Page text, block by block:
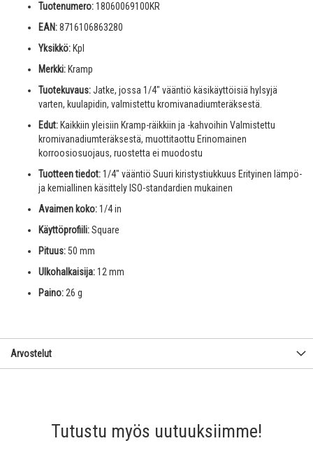
Tuotenumero:18060069100KR
EAN:8716106863280
Yksikkö: Kpl
Merkki: Kramp
Tuotekuvaus:Jatke, jossa 1/4" vääntiö käsikäyttöisiä hylsyjä
varten, kuulapidin, valmistettu kromivanadiumteräksestä.
Edut: Kaikkiin yleisiin Kramp-räikkiin ja -kahvoihin Valmistettu
kromivanadiumteräksestä, muottitaottu Erinomainen
korroosiosuojaus, ruostetta ei muodostu
Tuotteen tiedot:1/4" vääntiö Suuri kiristystiukkuus Erityinen lämpö-
ja kemiallinen käsittely ISO-standardien mukainen
Avaimen koko:1/4 in
Käyttöprofiili:Square
Pituus:50 mm
Ulkohalkaisija:12 mm
Paino:26 g
Arvostelut
Tutustu myös uutuuksiimme!